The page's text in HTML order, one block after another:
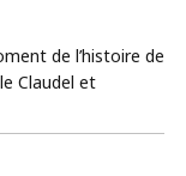
de l’histoire de
Claudel et